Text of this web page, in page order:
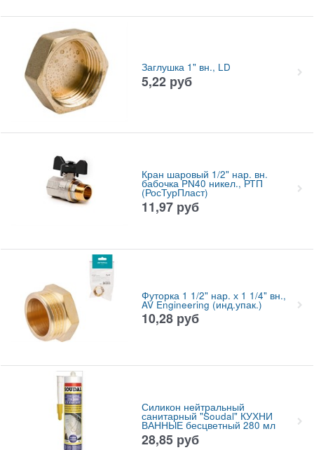
Заглушка 1" вн., LD
5,22 руб
Кран шаровый 1/2" нар. вн.
бабочка PN40 никел., РТП
(РосТурПласт)
11,97 руб
Футорка 1 1/2" нар. х 1 1/4" вн.,
AV Engineering (инд.упак.)
10,28 руб
Силикон нейтральный
санитарный "Soudal" КУХНИ
ВАННЫЕ бесцветный 280 мл
28,85 руб